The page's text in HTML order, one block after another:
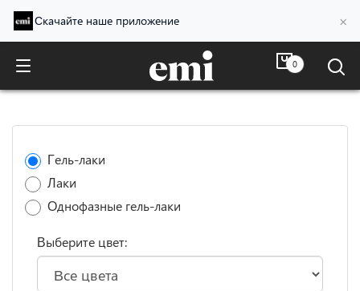
Скачайте наше приложение ×
0
Гель-лаки
Лаки
Однофазные гель-лаки
Выберите цвет: